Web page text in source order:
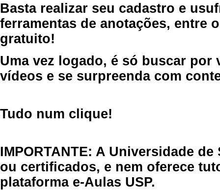
Basta realizar seu cadastro e
ferramentas de anotações, entre
gratuito!
Uma vez logado, é só buscar por
vídeos e se surpreenda com
Tudo num clique!
IMPORTANTE: A Universidade
ou certificados, e nem oferece
plataforma e-Aulas USP.